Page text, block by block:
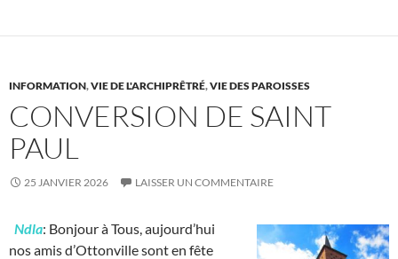
INFORMATION,VIE DE L'ARCHIPRÊTRÉ,VIE DES PAROISSES
CONVERSION DE SAINT
PAUL
25 JANVIER 2026 LAISSER UN COMMENTAIRE
Ndla: Bonjour à Tous, aujourd’hui
nos amis d’Ottonville sont en fête